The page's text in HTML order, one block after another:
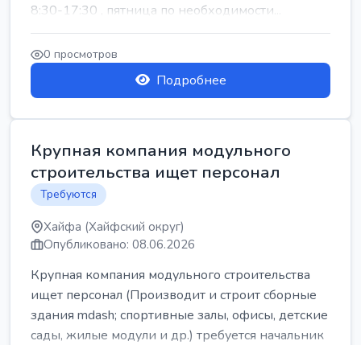
8:30-17:30 , пятница по необходимости...
0 просмотров
Подробнее
Крупная компания модульного
строительства ищет персонал
Требуются
Хайфа (Хайфский округ)
Опубликовано: 08.06.2026
Крупная компания модульного строительства
ищет персонал (Производит и строит сборные
здания mdash; спортивные залы, офисы, детские
сады, жилые модули и др.) требуется начальник